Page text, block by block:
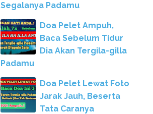
Segalanya Padamu
Doa Pelet Ampuh,
Baca Sebelum Tidur
Dia Akan Tergila-gilla
Padamu
Doa Pelet Lewat Foto
Jarak Jauh, Beserta
Tata Caranya